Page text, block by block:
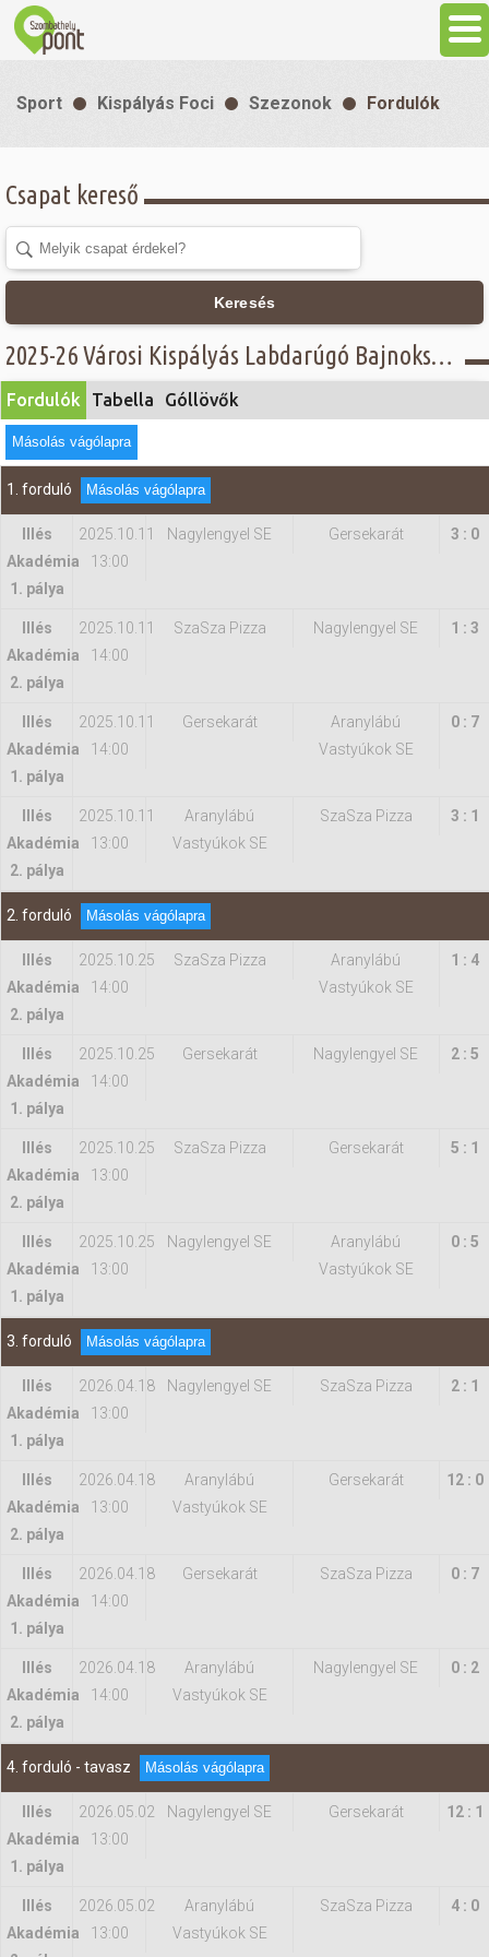
Látnivalók
Gasztronómia
Szállás
Sport
Szabadidő
Hasznos
Sport Kispályás Foci Szezonok Fordulók
Csapat kereső
Keresés
2025-26 Városi Kispályás Labdarúgó Bajnokság - Fordulók - Nők
Fordulók Tabella Góllövők
Másolás vágólapra
1. forduló Másolás vágólapra
Illés
Akadémia
1. pálya
2025.10.11
13:00
Nagylengyel SE Gersekarát 3 : 0
Illés
Akadémia
2. pálya
2025.10.11
14:00
SzaSza Pizza Nagylengyel SE 1 : 3
Illés
Akadémia
1. pálya
2025.10.11
14:00
Gersekarát
Aranylábú
Vastyúkok SE
0 : 7
Illés
Akadémia
2. pálya
2025.10.11
13:00
Aranylábú
Vastyúkok SE
SzaSza Pizza 3 : 1
2. forduló Másolás vágólapra
Illés
Akadémia
2. pálya
2025.10.25
14:00
SzaSza Pizza
Aranylábú
Vastyúkok SE
1 : 4
Illés
Akadémia
1. pálya
2025.10.25
14:00
Gersekarát Nagylengyel SE 2 : 5
Illés
Akadémia
2. pálya
2025.10.25
13:00
SzaSza Pizza Gersekarát 5 : 1
Illés
Akadémia
1. pálya
2025.10.25
13:00
Nagylengyel SE
Aranylábú
Vastyúkok SE
0 : 5
3. forduló Másolás vágólapra
Illés
Akadémia
1. pálya
2026.04.18
13:00
Nagylengyel SE SzaSza Pizza 2 : 1
Illés
Akadémia
2. pálya
2026.04.18
13:00
Aranylábú
Vastyúkok SE
Gersekarát 12 : 0
Illés
Akadémia
1. pálya
2026.04.18
14:00
Gersekarát SzaSza Pizza 0 : 7
Illés
Akadémia
2. pálya
2026.04.18
14:00
Aranylábú
Vastyúkok SE
Nagylengyel SE 0 : 2
4. forduló - tavasz Másolás vágólapra
Illés
Akadémia
1. pálya
2026.05.02
13:00
Nagylengyel SE Gersekarát 12 : 1
Illés
Akadémia
2026.05.02
13:00
Aranylábú
Vastyúkok SE
SzaSza Pizza 4 : 0